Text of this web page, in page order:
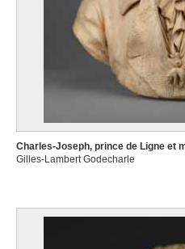
Charles-Joseph, prince de Ligne et
Gilles-Lambert Godecharle